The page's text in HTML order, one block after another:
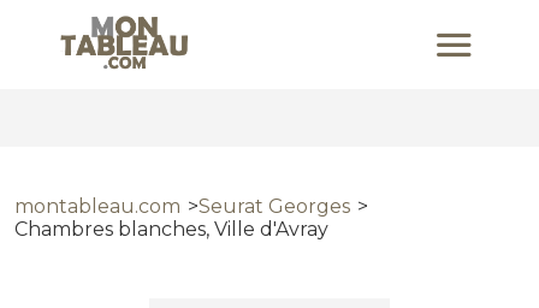
montableau.com
Seurat Georges
Chambres blanches, Ville d'Avray